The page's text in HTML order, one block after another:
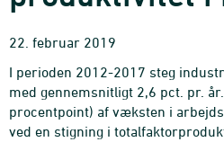
22. februar 2019
I perioden 2012-2017 steg
med gennemsnitligt 2,6 pct. pr.
procentpoint) af væksten i
ved en stigning i